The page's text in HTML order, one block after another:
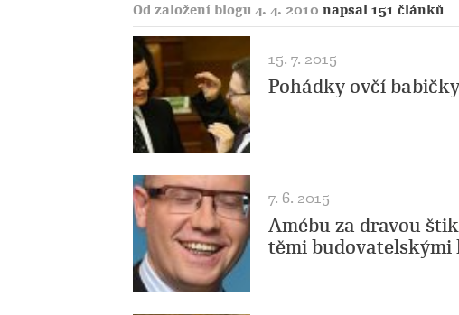
Od založení blogu 4. 4. 2010 napsal 151 článků
15. 7. 2015
Pohádky ovčí
7. 6. 2015
Amébu za dravou
těmi budovatelskými